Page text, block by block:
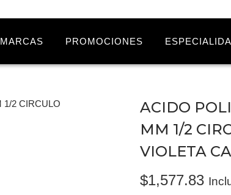
MARCAS PROMOCIONES
ACIDO
MM 1/2
VIOLETA
$1,577.83